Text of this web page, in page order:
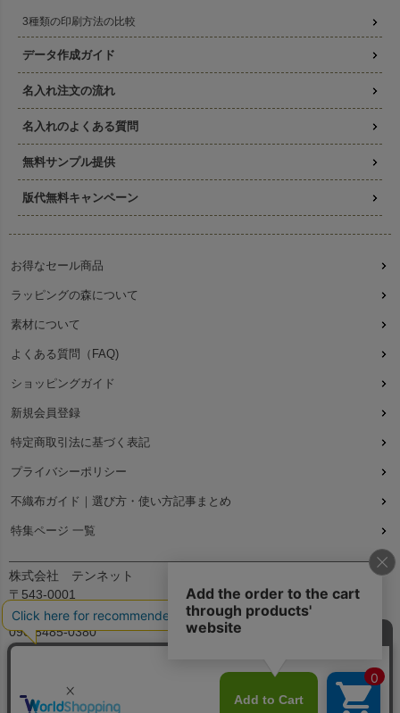
3種類の印刷方法の比較
データ作成ガイド
名入れ注文の流れ
名入れのよくある質問
無料サンプル提供
版代無料キャンペーン
お得なセール商品
ラッピングの森について
素材について
よくある質問（FAQ)
ショッピングガイド
新規会員登録
特定商取引法に基づく表記
プライバシーポリシー
不織布ガイド｜選び方・使い方記事まとめ
特集ページ 一覧
株式会社 テンネット
〒543-0001
大阪府大阪市天王寺区上本町7丁目2-23-5B2
090-8485-0380
平日：9:30～12:00、13:00～17:00